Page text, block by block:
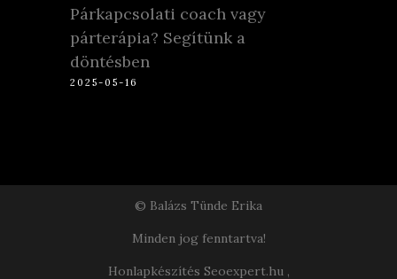
Párkapcsolati coach vagy
párterápia? Segítünk a
döntésben
2025-05-16
© Balázs Tünde Erika
Minden jog fenntartva!
Honlapkészítés Seoexpert.hu ,